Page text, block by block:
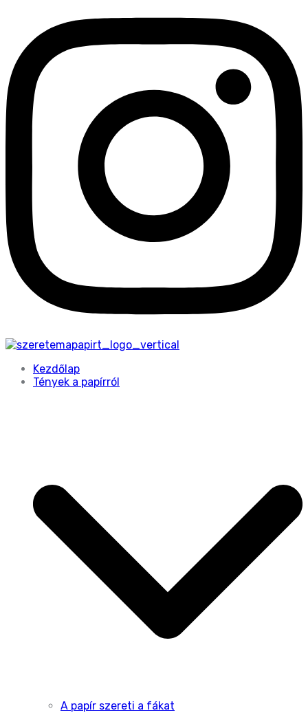
Kezdőlap
Tények a papírról
A papír szereti a fákat